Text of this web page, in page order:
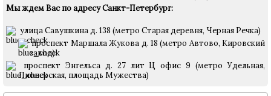
Мы ждем Вас по адресу Санкт-Петербург:
улица Савушкина д. 138 (метро Старая деревня, Черная Речка)
проспект Маршала Жукова д. 18 (метро Автово, Кировский
завод)
проспект Энгельса д. 27 лит Ц офис 9 (метро Удельная,
Пионерская, площадь Мужества)